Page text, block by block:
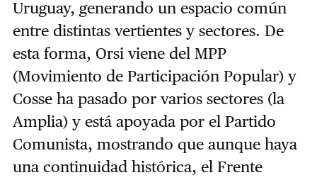
Uruguay, generando un espacio común
entre distintas vertientes y sectores. De
esta forma, Orsi viene del MPP
(Movimiento de Participación Popular) y
Cosse ha pasado por varios sectores (la
Amplia) y está apoyada por el Partido
Comunista, mostrando que aunque haya
una continuidad histórica, el Frente